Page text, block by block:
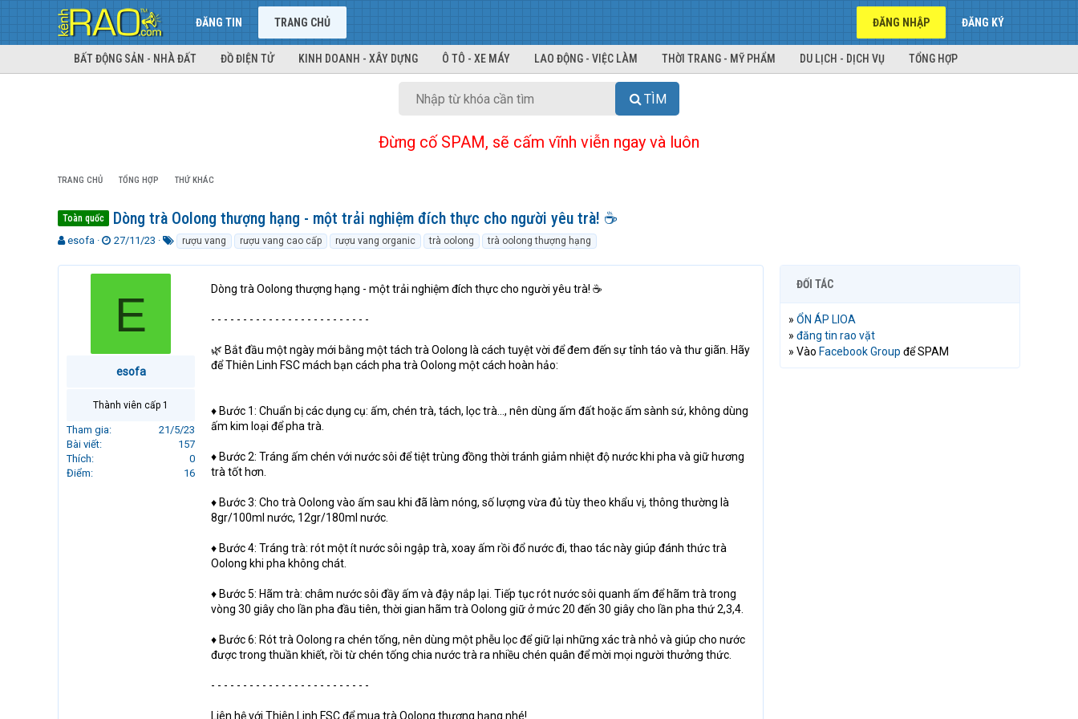
ĐĂNG TIN TRANG CHỦ ĐĂNG NHẬP ĐĂNG KÝ
BẤT ĐỘNG SẢN - NHÀ ĐẤT ĐỒ ĐIỆN TỬ KINH DOANH - XÂY DỰNG Ô TÔ - XE MÁY LAO ĐỘNG - VIỆC LÀM THỜI TRANG - MỸ PHẨM DU LỊCH - DỊCH VỤ TỔNG HỢP
TÌM
Đừng cố SPAM, sẽ cấm vĩnh viễn ngay và luôn
TRANG CHỦ TỔNG HỢP THỨ KHÁC
Toàn quốc Dòng trà Oolong thượng hạng - một trải nghiệm đích thực cho người yêu trà! ☕️
T
r
esofa
N
à
g
27/11/23
k
rượu vang rượu vang cao cấp rượu vang organic trà oolong trà oolong thượng hạng
E
esofa
Thành viên cấp 1
Tham gia
21/5/23
Bài viết
157
Thích
0
Điểm
16
Dòng trà Oolong thượng hạng - một trải nghiệm đích thực cho người yêu trà! ☕️
- - - - - - - - - - - - - - - - - - - - - - - - -
🌿 Bắt đầu một ngày mới bằng một tách trà Oolong là cách tuyệt vời để đem đến sự tỉnh táo và thư giãn. Hãy
để Thiên Linh FSC mách bạn cách pha trà Oolong một cách hoàn hảo:
♦️ Bước 1: Chuẩn bị các dụng cụ: ấm, chén trà, tách, lọc trà…, nên dùng ấm đất hoặc ấm sành sứ, không dùng
ấm kim loại để pha trà.
♦️ Bước 2: Tráng ấm chén với nước sôi để tiệt trùng đồng thời tránh giảm nhiệt độ nước khi pha và giữ hương
trà tốt hơn.
♦️ Bước 3: Cho trà Oolong vào ấm sau khi đã làm nóng, số lượng vừa đủ tùy theo khẩu vị, thông thường là
8gr/100ml nước, 12gr/180ml nước.
♦️ Bước 4: Tráng trà: rót một ít nước sôi ngập trà, xoay ấm rồi đổ nước đi, thao tác này giúp đánh thức trà
Oolong khi pha không chát.
♦️ Bước 5: Hãm trà: châm nước sôi đầy ấm và đậy nắp lại. Tiếp tục rót nước sôi quanh ấm để hãm trà trong
vòng 30 giây cho lần pha đầu tiên, thời gian hãm trà Oolong giữ ở mức 20 đến 30 giây cho lần pha thứ 2,3,4.
♦️ Bước 6: Rót trà Oolong ra chén tống, nên dùng một phễu lọc để giữ lại những xác trà nhỏ và giúp cho nước
được trong thuần khiết, rồi từ chén tống chia nước trà ra nhiều chén quân để mời mọi người thưởng thức.
- - - - - - - - - - - - - - - - - - - - - - - - -
Liên hệ với Thiên Linh FSC để mua trà Oolong thương hạng nhé!
ĐỐI TÁC
» ỔN ÁP LIOA
» đăng tin rao vặt
» Vào Facebook Group để SPAM